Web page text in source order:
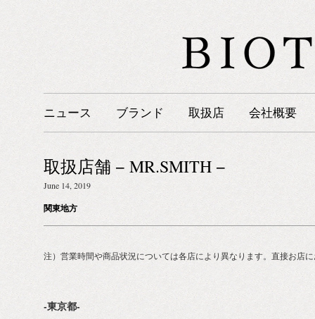
ニュース ブランド 取扱店 会社概要
取扱店舗 − MR.SMITH −
June 14, 2019
関東地方
注）営業時間や商品状況については各店により異なります。直接お店
-東京都-